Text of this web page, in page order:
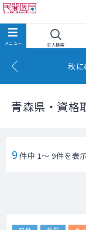
求人検索
秋に
青森県・資格
9 件中 1～ 9件を表